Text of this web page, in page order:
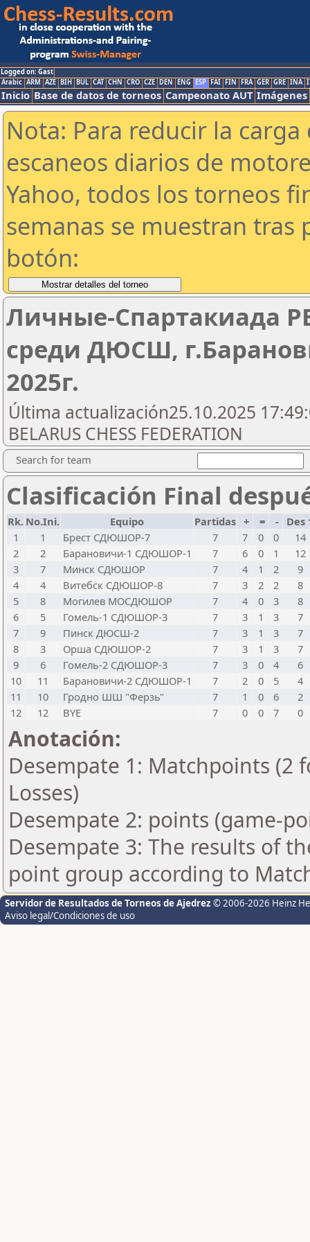
Logged on: Gast
Arabic ARM AZE BIH BUL CAT CHN CRO CZE DEN ENG ESP FAI FIN FRA GER GRE INA
Inicio Base de datos de torneos Campeonato AUT Imágenes
Nota: Para reducir la
escaneos diarios de
Yahoo, todos los torneos
semanas se muestran tras
botón:
Личные-Спартакиада
среди ДЮСШ,
2025г.
Última actualización25.10.2025
BELARUS CHESS FEDERATION
Search for team
Clasificación Final
Rk. No.Ini. Equipo Partidas + = - Des
1
1 Брест СДЮШОР-7 7 7 0 0
14
2
2 Барановичи-1 СДЮШОР-1 7 6 0 1
12
3
7 Минск СДЮШОР 7 4 1 2
9
4
4 Витебск СДЮШОР-8 7 3 2 2
8
5
8 Могилев МОСДЮШОР 7 4 0 3
8
6
5 Гомель-1 СДЮШОР-3 7 3 1 3
7
7
9 Пинск ДЮСШ-2 7 3 1 3
7
8
3 Орша СДЮШОР-2 7 3 1 3
7
9
6 Гомель-2 СДЮШОР-3 7 3 0 4
6
10
11 Барановичи-2 СДЮШОР-1 7 2 0 5
4
11
10 Гродно ШШ "Ферзь" 7 1 0 6
2
12
12 BYE 7 0 0 7 0
Anotación:
Desempate 1: Matchpoints (2
Losses)
Desempate 2: points (game-
Desempate 3: The results of
point group according to
Servidor de Resultados de Torneos de Ajedrez © 2006-2026 Heinz
Aviso legal/Condiciones de uso